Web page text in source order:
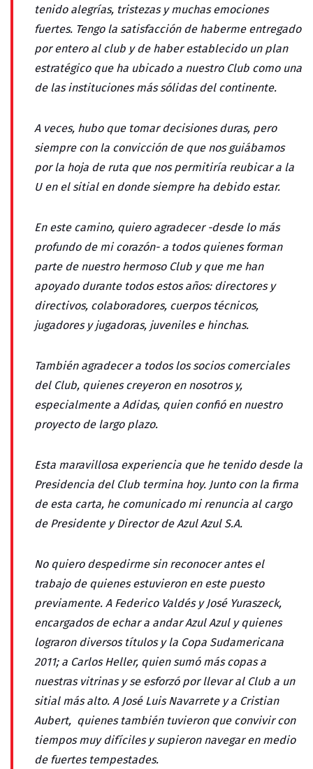
tenido alegrías, tristezas y muchas emociones
fuertes. Tengo la satisfacción de haberme entregado
por entero al club y de haber establecido un plan
estratégico que ha ubicado a nuestro Club como una
de las instituciones más sólidas del continente.
A veces, hubo que tomar decisiones duras, pero
siempre con la convicción de que nos guiábamos
por la hoja de ruta que nos permitiría reubicar a la
U en el sitial en donde siempre ha debido estar.
En este camino, quiero agradecer -desde lo más
profundo de mi corazón- a todos quienes forman
parte de nuestro hermoso Club y que me han
apoyado durante todos estos años: directores y
directivos, colaboradores, cuerpos técnicos,
jugadores y jugadoras, juveniles e hinchas.
También agradecer a todos los socios comerciales
del Club, quienes creyeron en nosotros y,
especialmente a Adidas, quien confió en nuestro
proyecto de largo plazo.
Esta maravillosa experiencia que he tenido desde la
Presidencia del Club termina hoy. Junto con la firma
de esta carta, he comunicado mi renuncia al cargo
de Presidente y Director de Azul Azul S.A.
No quiero despedirme sin reconocer antes el
trabajo de quienes estuvieron en este puesto
previamente. A Federico Valdés y José Yuraszeck,
encargados de echar a andar Azul Azul y quienes
lograron diversos títulos y la Copa Sudamericana
2011; a Carlos Heller, quien sumó más copas a
nuestras vitrinas y se esforzó por llevar al Club a un
sitial más alto. A José Luis Navarrete y a Cristian
Aubert, quienes también tuvieron que convivir con
tiempos muy difíciles y supieron navegar en medio
de fuertes tempestades.